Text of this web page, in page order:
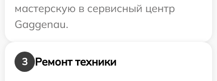
мастерскую в сервисный центр
Gaggenau.
3
Ремонт техники